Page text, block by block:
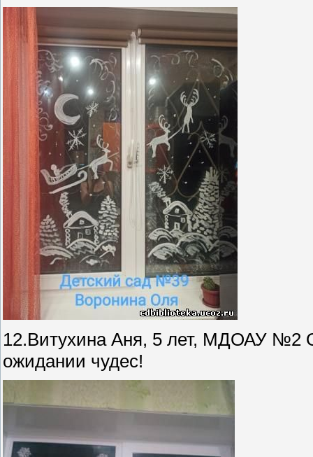
12.Витухина Аня, 5 лет, МДОАУ №2
ожидании чудес!